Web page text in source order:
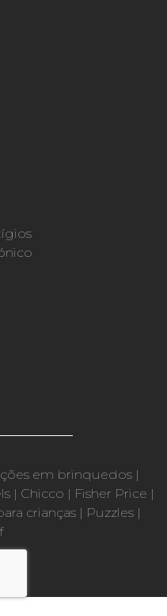
em brinquedos |
| Chicco | Fisher Price |
crianças| Puzzles|